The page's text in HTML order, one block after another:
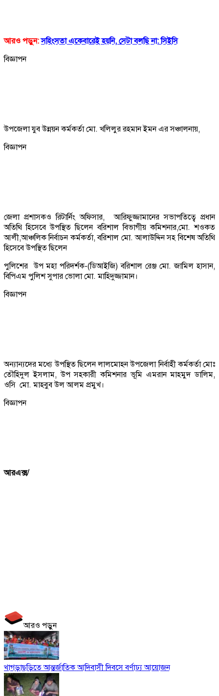
আরও পড়ুন: সহিংসতা একেবারেই হয়নি, সেটা বলছি না: সিইসি
বিজ্ঞাপন
উপজেলা যুব উন্নয়ন কর্মকর্তা মো. খলিলুর রহমান ইমন এর সঞ্চালনায়,
বিজ্ঞাপন
জেলা প্রশাসকও রিটার্নিং অফিসার, আরিফুজ্জামানের সভাপতিত্বে প্রধান
অতিথি হিসেবে উপস্থিত ছিলেন বরিশাল বিভাগীয় কমিশনার,মো. শওকত
আলী,আঞ্চলিক নির্বাচন কর্মকর্তা, বরিশাল মো. আলাউদ্দিন সহ বিশেষ অতিথি
হিসেবে উপস্থিত ছিলেন
পুলিশের উপ মহা পরিদর্শক-(ডিআইজি) বরিশাল রেঞ্জ মো. জামিল হাসান,
বিপিএম পুলিশ সুপার ভোলা মো. মাহিদুজ্জামান।
বিজ্ঞাপন
অন্যান্যদের মধ্যে উপস্থিত ছিলেন লালমোহন উপজেলা নির্বাহী কর্মকর্তা মোঃ
তৌহিদুল ইসলাম, উপ সহকারী কমিশনার ভূমি এমরান মাহমুদ ডালিম,
ওসি মো. মাহবুব উল আলম প্রমুখ।
বিজ্ঞাপন
আরএক্স/
আরও পড়ুন
খাগড়াছড়িতে আন্তর্জাতিক আদিবাসী দিবসে বর্ণাঢ্য আয়োজন